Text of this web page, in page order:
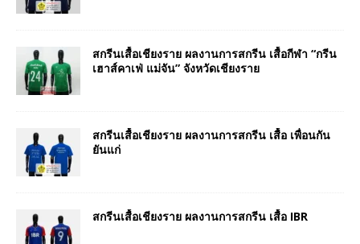
สกรีนเสื้อเชียงราย ผลงานการสกรีน เสื้อกีฬา “กรีน
เฮาส์คาเฟ่ แม่จัน” จังหวัดเชียงราย
สกรีนเสื้อเชียงราย ผลงานการสกรีน เสื้อ เพื่อนกัน
ยันแก่
สกรีนเสื้อเชียงราย ผลงานการสกรีน เสื้อ IBR